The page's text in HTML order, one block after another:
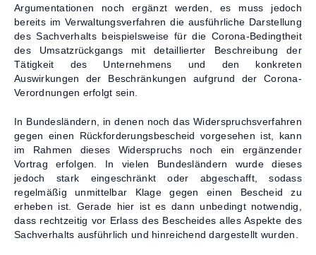
Argumentationen noch ergänzt werden, es muss jedoch
bereits im Verwaltungsverfahren die ausführliche Darstellung
des Sachverhalts beispielsweise für die Corona-Bedingtheit
des Umsatzrückgangs mit detaillierter Beschreibung der
Tätigkeit des Unternehmens und den konkreten
Auswirkungen der Beschränkungen aufgrund der Corona-
Verordnungen erfolgt sein.
In Bundesländern, in denen noch das Widerspruchsverfahren
gegen einen Rückforderungsbescheid vorgesehen ist, kann
im Rahmen dieses Widerspruchs noch ein ergänzender
Vortrag erfolgen. In vielen Bundesländern wurde dieses
jedoch stark eingeschränkt oder abgeschafft, sodass
regelmäßig unmittelbar Klage gegen einen Bescheid zu
erheben ist. Gerade hier ist es dann unbedingt notwendig,
dass rechtzeitig vor Erlass des Bescheides alles Aspekte des
Sachverhalts ausführlich und hinreichend dargestellt wurden.